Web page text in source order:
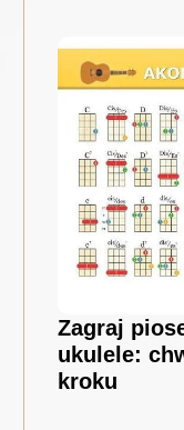
Zagraj
ukulele:
kroku